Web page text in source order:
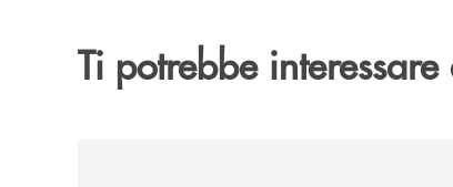
Ti potrebbe interessare